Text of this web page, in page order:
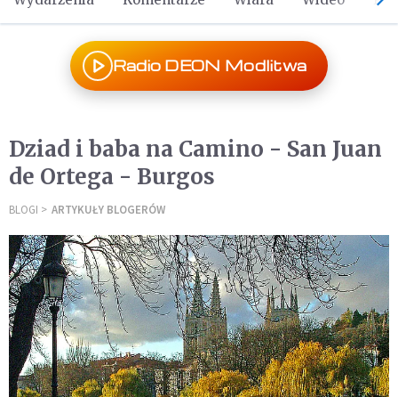
Radio DEON Modlitwa
Dziad i baba na Camino - San Juan
de Ortega - Burgos
BLOGI ARTYKUŁY BLOGERÓW